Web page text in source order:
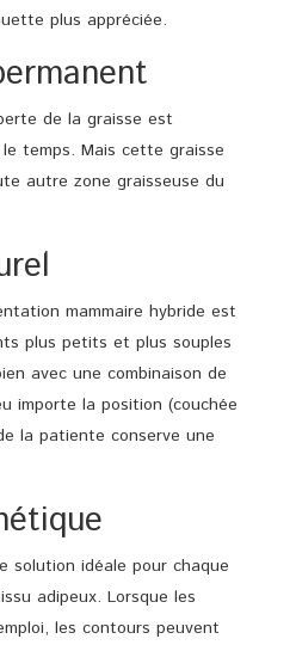
plus appréciée.
de la graisse est
temps. Mais cette graisse
autre zone graisseuse du
mammaire hybride est
plus petits et plus souples
avec une combinaison de
importe la position (couchée
la patiente conserve une
solution idéale pour chaque
adipeux. Lorsque les
les contours peuvent